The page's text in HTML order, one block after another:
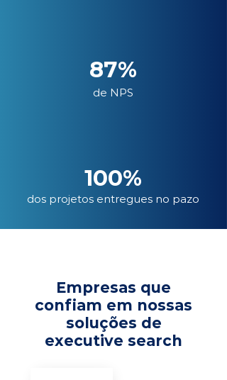
87%
de NPS
100%
dos projetos entregues no pazo
Empresas que
confiam em nossas
soluções de
executive search